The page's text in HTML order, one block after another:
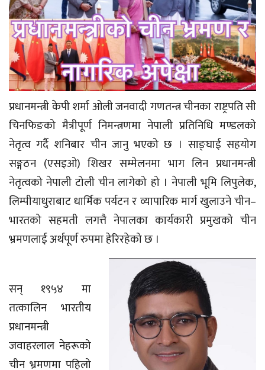
प्रधानमन्त्री केपी शर्मा ओली जनवादी गणतन्त्र चीनका राष्ट्रपति सी
चिनफिङको मैत्रीपूर्ण निमन्त्रणमा नेपाली प्रतिनिधि मण्डलको
नेतृत्व गर्दै शनिबार चीन जानु भएको छ । साङ्घाई सहयोग
सङ्गठन (एसइओ) शिखर सम्मेलनमा भाग लिन प्रधानमन्त्री
नेतृत्वको नेपाली टोली चीन लागेको हो । नेपाली भूमि लिपुलेक,
लिम्पीयाधुराबाट धार्मिक पर्यटन र व्यापारिक मार्ग खुलाउने चीन–
भारतको सहमती लगत्तै नेपालका कार्यकारी प्रमुखको चीन
भ्रमणलाई अर्थपूर्ण रुपमा हेरिरहेको छ ।
सन् १९५४ मा
तत्कालिन भारतीय
प्रधानमन्त्री
जवाहरलाल नेहरूको
चीन भ्रमणमा पहिलो